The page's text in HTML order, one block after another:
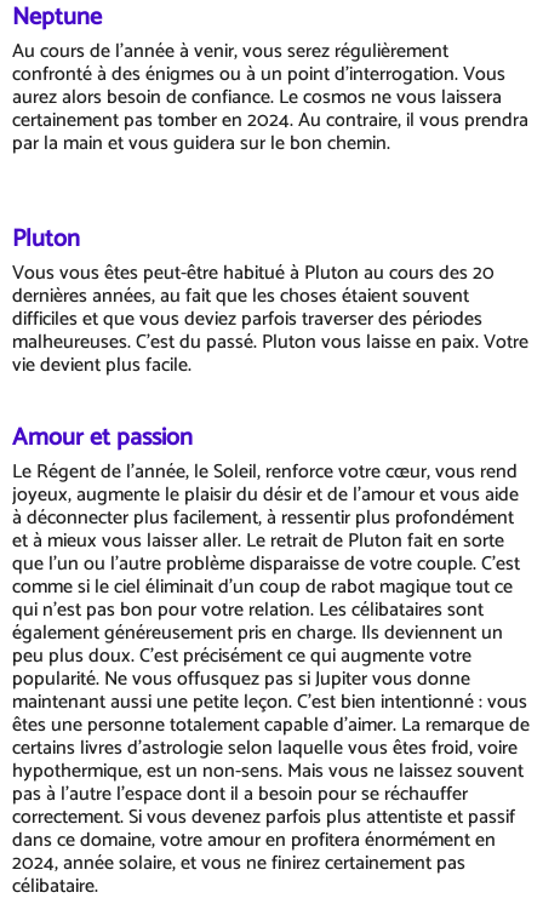
Neptune
Au cours de l'année à venir, vous serez régulièrement
confronté à des énigmes ou à un point d'interrogation. Vous
aurez alors besoin de confiance. Le cosmos ne vous laissera
certainement pas tomber en 2024. Au contraire, il vous prendra
par la main et vous guidera sur le bon chemin.
Pluton
Vous vous êtes peut-être habitué à Pluton au cours des 20
dernières années, au fait que les choses étaient souvent
difficiles et que vous deviez parfois traverser des périodes
malheureuses. C'est du passé. Pluton vous laisse en paix. Votre
vie devient plus facile.
Amour et passion
Le Régent de l'année, le Soleil, renforce votre cœur, vous rend
joyeux, augmente le plaisir du désir et de l'amour et vous aide
à déconnecter plus facilement, à ressentir plus profondément
et à mieux vous laisser aller. Le retrait de Pluton fait en sorte
que l'un ou l'autre problème disparaisse de votre couple. C'est
comme si le ciel éliminait d'un coup de rabot magique tout ce
qui n'est pas bon pour votre relation. Les célibataires sont
également généreusement pris en charge. Ils deviennent un
peu plus doux. C'est précisément ce qui augmente votre
popularité. Ne vous offusquez pas si Jupiter vous donne
maintenant aussi une petite leçon. C'est bien intentionné : vous
êtes une personne totalement capable d'aimer. La remarque de
certains livres d'astrologie selon laquelle vous êtes froid, voire
hypothermique, est un non-sens. Mais vous ne laissez souvent
pas à l'autre l'espace dont il a besoin pour se réchauffer
correctement. Si vous devenez parfois plus attentiste et passif
dans ce domaine, votre amour en profitera énormément en
2024, année solaire, et vous ne finirez certainement pas
célibataire.